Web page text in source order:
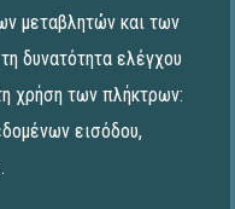
μεταβλητών και των
δυνατότητα ελέγχου
χρήση των πλήκτρων:
εισόδου,